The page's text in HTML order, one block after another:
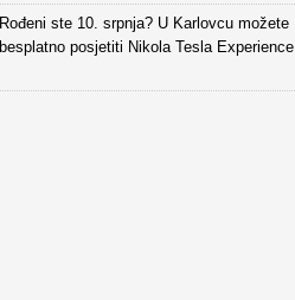
Rođeni ste 10. srpnja? U Karlovcu možete
besplatno posjetiti Nikola Tesla Experience